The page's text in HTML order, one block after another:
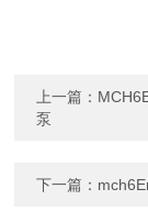
上一篇：
泵
下一篇：